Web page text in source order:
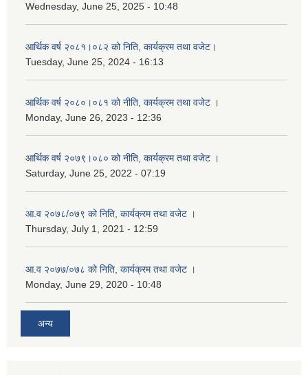
Wednesday, June 25, 2025 - 10:48
आर्थिक वर्ष २०८१।०८२ को निति, कार्यक्रम तथा वजेट।
Tuesday, June 25, 2024 - 16:13
आर्थिक वर्ष २०८०।०८१ को नीति, कार्यक्रम तथा वजेट ।
Monday, June 26, 2023 - 12:36
आर्थिक वर्ष २०७९।०८० को नीति, कार्यक्रम तथा वजेट ।
Saturday, June 25, 2022 - 07:19
आ.व २०७८/०७९ को निति, कार्यक्रम तथा वजेट ।
Thursday, July 1, 2021 - 12:59
आ.व २०७७/०७८ को निति, कार्यक्रम तथा वजेट ।
Monday, June 29, 2020 - 10:48
अन्य